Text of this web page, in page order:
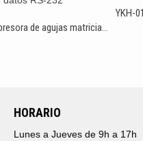
911-013 Impresora de agujas matricial para KERN-Balanzas con Interfaz de datos RS-232
HORARIO
Lunes a Jueves de 9h a 17h